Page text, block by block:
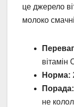
це джерело
молоко
вітамін
Норма:
Порада:
не